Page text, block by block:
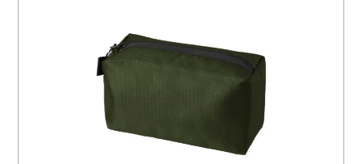
よくあるご質問
名入れ印刷方法